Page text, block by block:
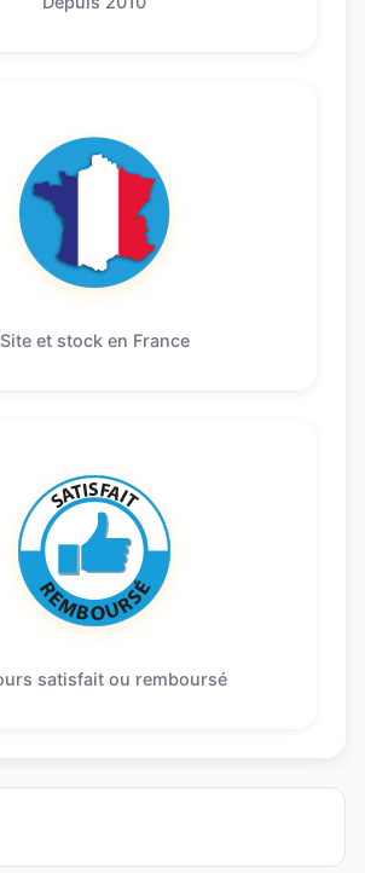
Site et stock en France
satisfait ou remboursé